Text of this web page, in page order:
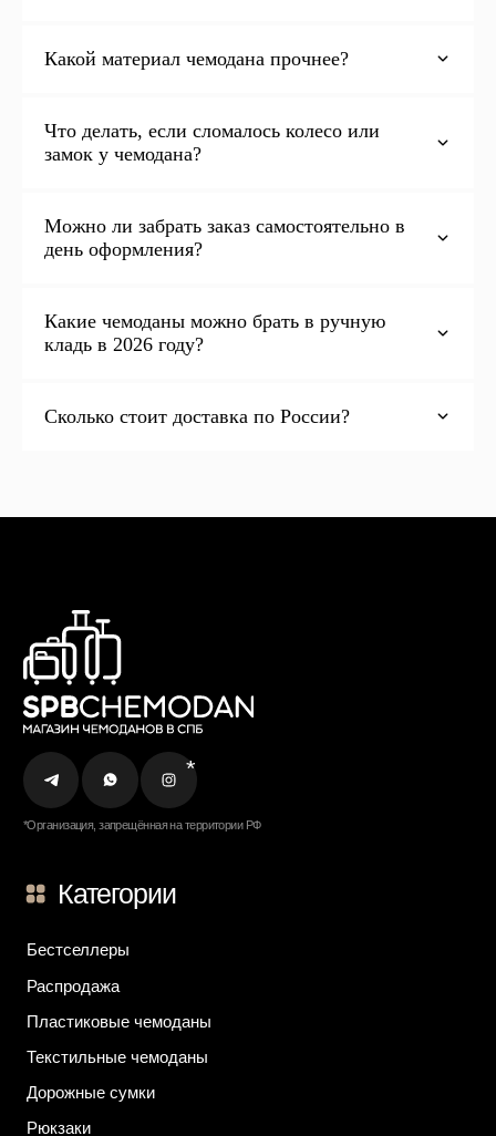
Какой материал чемодана прочнее?
Что делать, если сломалось колесо или
замок у чемодана?
Можно ли забрать заказ самостоятельно в
день оформления?
Какие чемоданы можно брать в ручную
кладь в 2026 году?
Сколько стоит доставка по России?